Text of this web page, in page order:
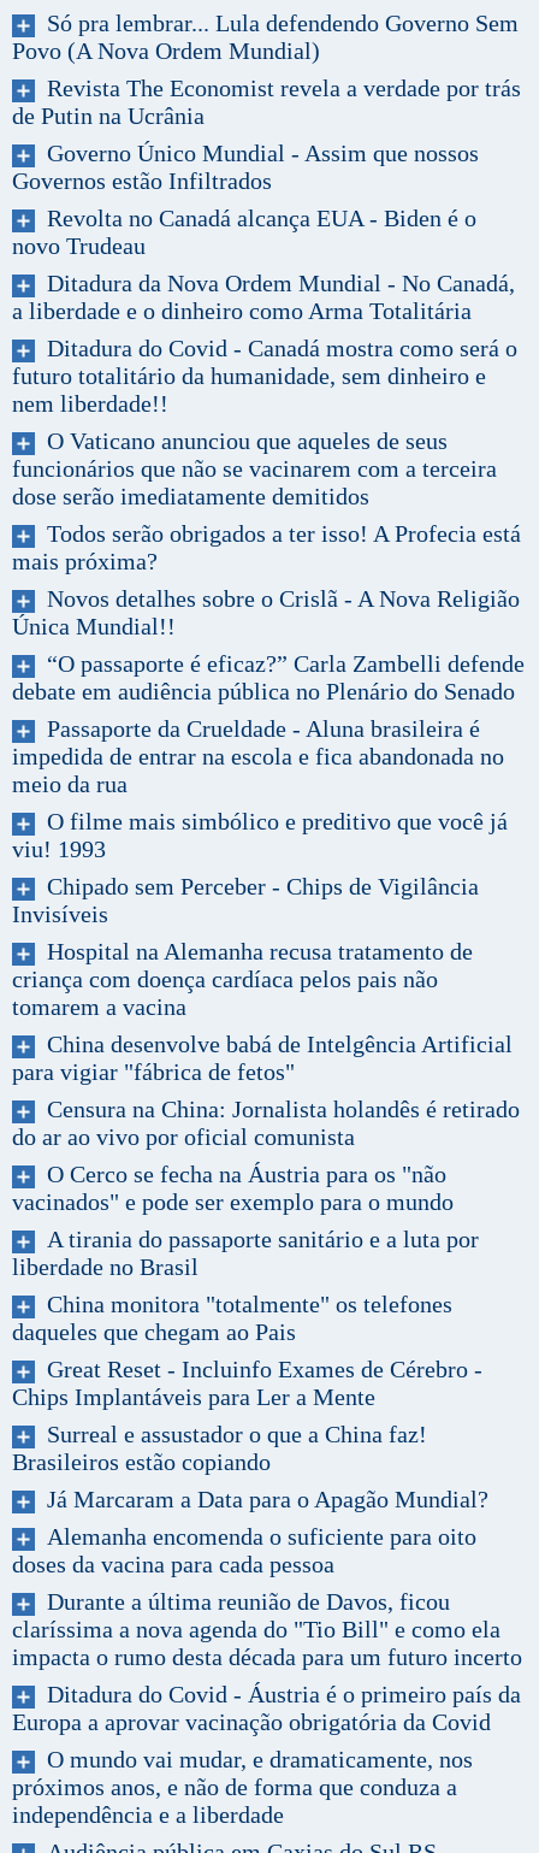
Só pra lembrar... Lula defendendo Governo Sem
Povo (A Nova Ordem Mundial)
Revista The Economist revela a verdade por trás
de Putin na Ucrânia
Governo Único Mundial - Assim que nossos
Governos estão Infiltrados
Revolta no Canadá alcança EUA - Biden é o
novo Trudeau
Ditadura da Nova Ordem Mundial - No Canadá,
a liberdade e o dinheiro como Arma Totalitária
Ditadura do Covid - Canadá mostra como será o
futuro totalitário da humanidade, sem dinheiro e
nem liberdade!!
O Vaticano anunciou que aqueles de seus
funcionários que não se vacinarem com a terceira
dose serão imediatamente demitidos
Todos serão obrigados a ter isso! A Profecia está
mais próxima?
Novos detalhes sobre o Crislã - A Nova Religião
Única Mundial!!
“O passaporte é eficaz?” Carla Zambelli defende
debate em audiência pública no Plenário do Senado
Passaporte da Crueldade - Aluna brasileira é
impedida de entrar na escola e fica abandonada no
meio da rua
O filme mais simbólico e preditivo que você já
viu! 1993
Chipado sem Perceber - Chips de Vigilância
Invisíveis
Hospital na Alemanha recusa tratamento de
criança com doença cardíaca pelos pais não
tomarem a vacina
China desenvolve babá de Intelgência Artificial
para vigiar "fábrica de fetos"
Censura na China: Jornalista holandês é retirado
do ar ao vivo por oficial comunista
O Cerco se fecha na Áustria para os "não
vacinados" e pode ser exemplo para o mundo
A tirania do passaporte sanitário e a luta por
liberdade no Brasil
China monitora "totalmente" os telefones
daqueles que chegam ao Pais
Great Reset - Incluinfo Exames de Cérebro -
Chips Implantáveis para Ler a Mente
Surreal e assustador o que a China faz!
Brasileiros estão copiando
Já Marcaram a Data para o Apagão Mundial?
Alemanha encomenda o suficiente para oito
doses da vacina para cada pessoa
Durante a última reunião de Davos, ficou
claríssima a nova agenda do "Tio Bill" e como ela
impacta o rumo desta década para um futuro incerto
Ditadura do Covid - Áustria é o primeiro país da
Europa a aprovar vacinação obrigatória da Covid
O mundo vai mudar, e dramaticamente, nos
próximos anos, e não de forma que conduza a
independência e a liberdade